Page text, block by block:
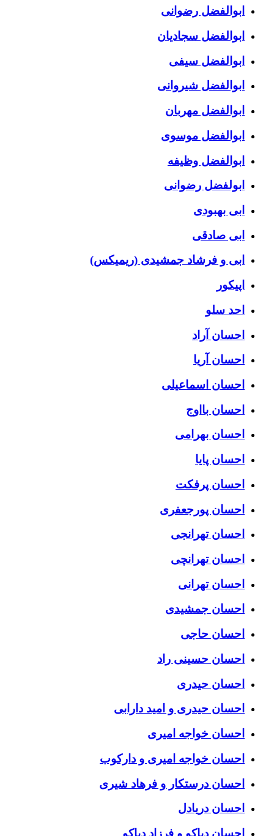
ابوالفضل رضوانی
ابوالفضل سجادیان
ابوالفضل سیفی
ابوالفضل شیروانی
ابوالفضل مهربان
ابوالفضل موسوی
ابوالفضل وظیفه
ابولفضل رضوانی
ابی بهبودی
ابی صادقی
ابی و فرشاد جمشیدی (ریمیکس)
اپیکور
احد سلو
احسان آراد
احسان آریا
احسان اسماعیلی
احسان بااوج
احسان بهرامی
احسان پایا
احسان پرفکت
احسان پورجعفری
احسان تهرانجی
احسان تهرانچی
احسان تهرانی
احسان جمشیدی
احسان حاجی
احسان حسینی راد
احسان حیدری
احسان حیدری و امید دارابی
احسان خواجه امیری
احسان خواجه امیری و دارکوب
احسان درستكار و فرهاد شيرى
احسان دریادل
احسان دیاکو و فرزاد دیاکو